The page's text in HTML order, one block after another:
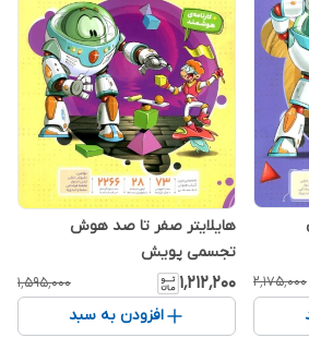
۲٬۱۷۵٬۰۰۰
هایلایتر صفر تا صد هوش
تجسمی پویش
۱٬۲۱۲٬۲۰۰ ۱٬۵۹۵٬۰۰۰
افزودن به سبد